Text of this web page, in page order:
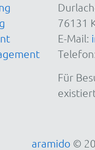
76131
E-Mail:
Für
aramido ©